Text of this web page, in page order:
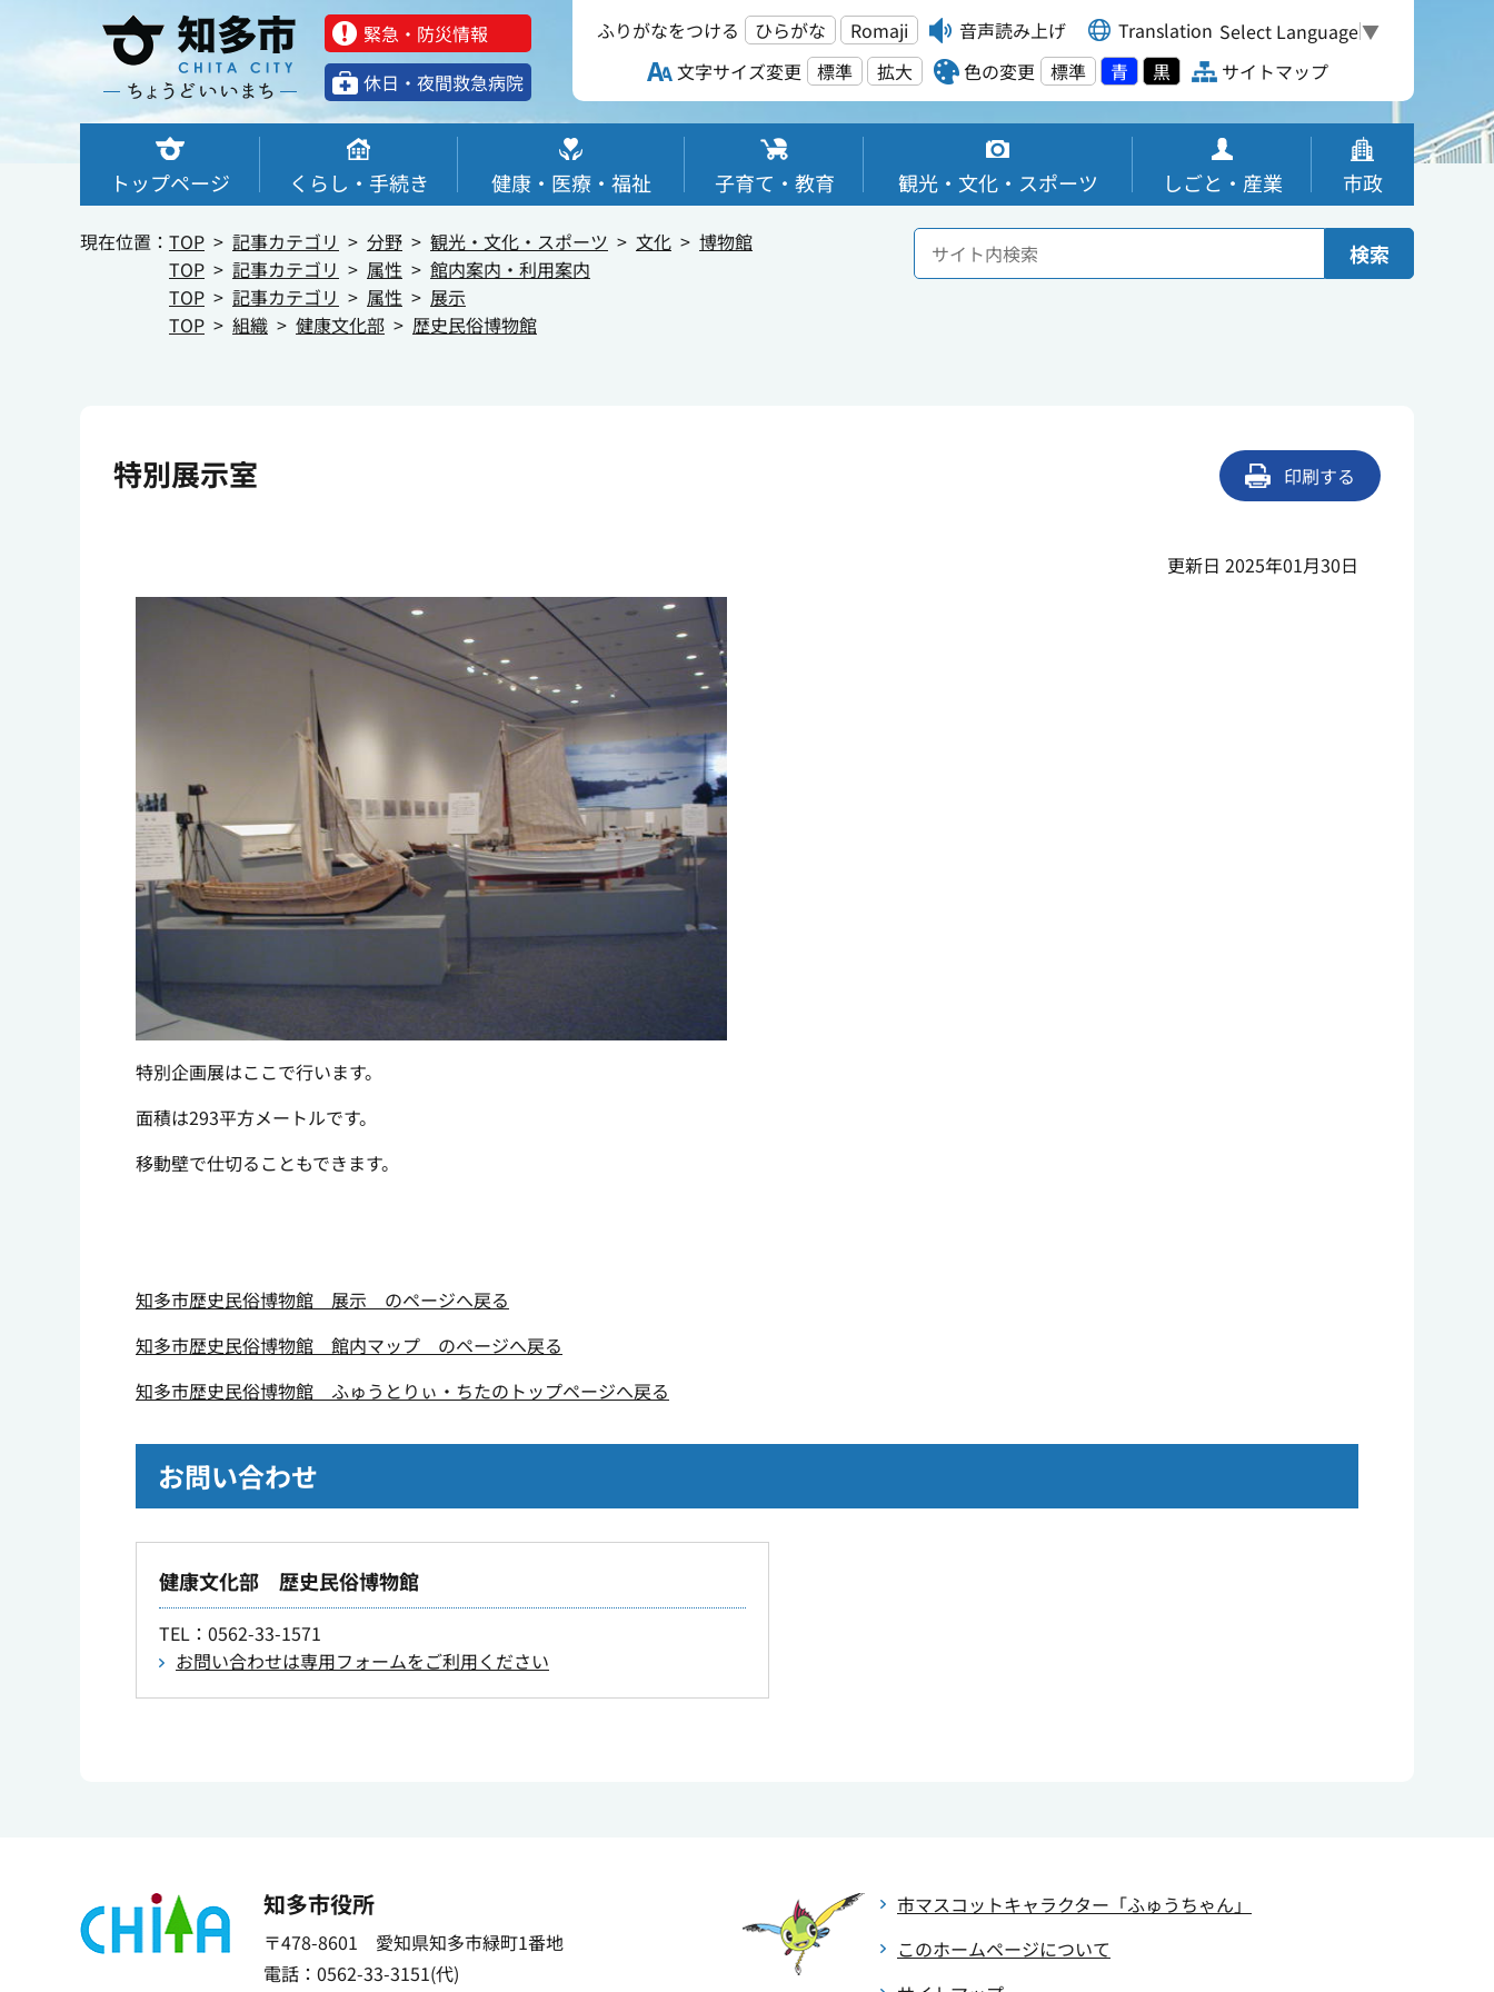
緊急・防災情報
休⽇・夜間救急病院
ふりがなをつける ひらがな Romaji 音声読み上げ Translation Select Language▼
文字サイズ変更
標準 拡大 色の変更 標準 青 黒 サイトマップ
トップページ くらし・手続き 健康・医療・福祉 子育て・教育 観光・文化・スポーツ しごと・産業 市政
現在位置： TOP 記事カテゴリ 分野 観光・文化・スポーツ 文化
博物館
TOP
記事カテゴリ 属性
館内案内・利用案内
TOP
記事カテゴリ 属性
展示
TOP
組織 健康文化部 歴史民俗博物館
検索
特別展示室 印刷する
更新日 2025年01月30日
特別企画展はここで行います。
面積は293平方メートルです。
移動壁で仕切ることもできます。
知多市歴史民俗博物館 展示 のページへ戻る
知多市歴史民俗博物館 館内マップ のページへ戻る
知多市歴史民俗博物館 ふゅうとりぃ・ちたのトップページへ戻る
お問い合わせ
健康文化部 歴史民俗博物館
TEL ：0562-33-1571
お問い合わせは専用フォームをご利用ください
知多市役所
〒478-8601 愛知県知多市緑町1番地
電話：0562-33-3151(代)
市マスコットキャラクター 「ふゅうちゃん」
このホームページについて